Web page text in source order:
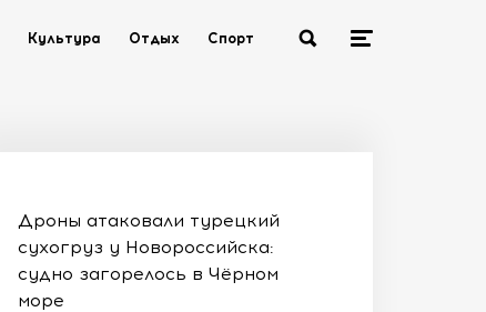
Культура Отдых Спорт
Дроны атаковали турецкий
сухогруз у Новороссийска:
судно загорелось в Чёрном
море